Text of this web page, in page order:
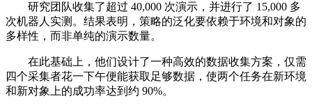
研究团队收集了超过 40,000 次演示，并进行了 15,000 多
次机器人实测。结果表明，策略的泛化要依赖于环境和对象的
多样性，而非单纯的演示数量。
在此基础上，他们设计了一种高效的数据收集方案，仅需
四个采集者花一下午便能获取足够数据，使两个任务在新环境
和新对象上的成功率达到约 90%。